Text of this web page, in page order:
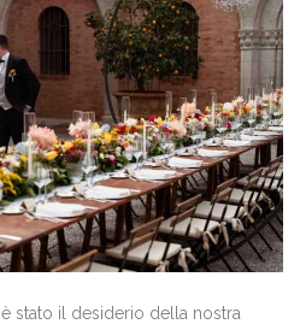
è stato il desiderio della nostra